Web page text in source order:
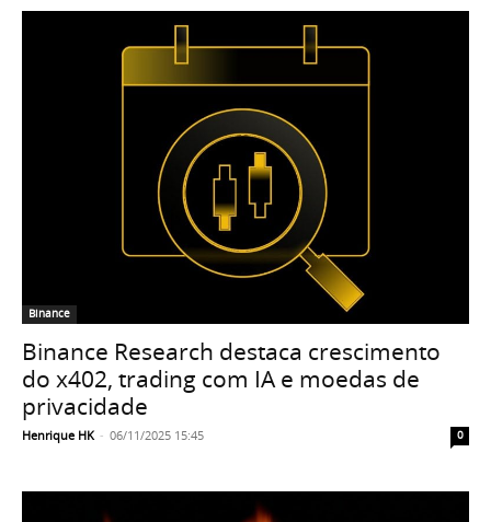
Binance
Binance Research destaca crescimento
do x402, trading com IA e moedas de
privacidade
Henrique HK - 06/11/2025 15:45 0